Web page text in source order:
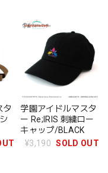
タ
学園アイドルマスタ
ー Re;IRIS 刺繍ロー
キャップ/BLACK
¥3,190 SOLD OUT